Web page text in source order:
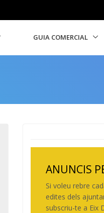
GUIA COMERCIAL
ANUNCIS
Si voleu rebre
edites dels
subscriu-te a Eix